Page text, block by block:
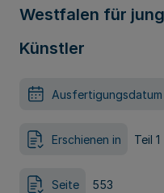
Westfalen für
Künstler
Ausfertigungsdatum
Erschienen in Teil 1
Seite 553